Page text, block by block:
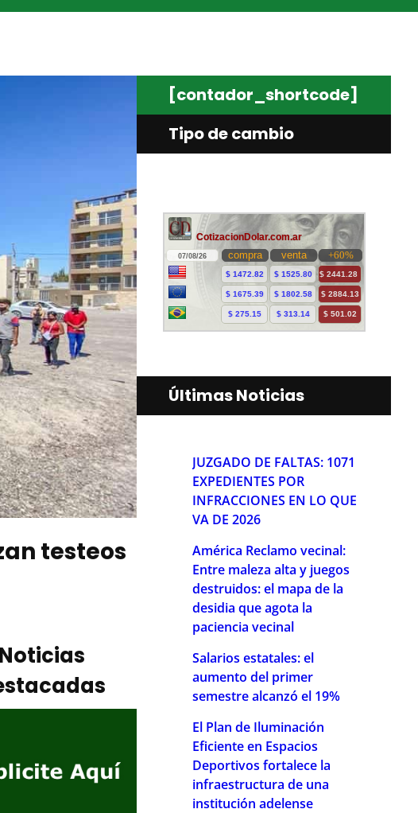
testeos
Noticias
[contador_shortcode]
Tipo de cambio
Últimas Noticias
JUZGADO DE FALTAS: 1071
EXPEDIENTES POR
INFRACCIONES EN LO QUE
VA DE 2026
América Reclamo vecinal:
Entre maleza alta y juegos
destruidos: el mapa de la
desidia que agota la
paciencia vecinal
Salarios estatales: el
aumento del primer
semestre alcanzó el 19%
El Plan de Iluminación
Eficiente en Espacios
Deportivos fortalece la
infraestructura de una
institución adelense